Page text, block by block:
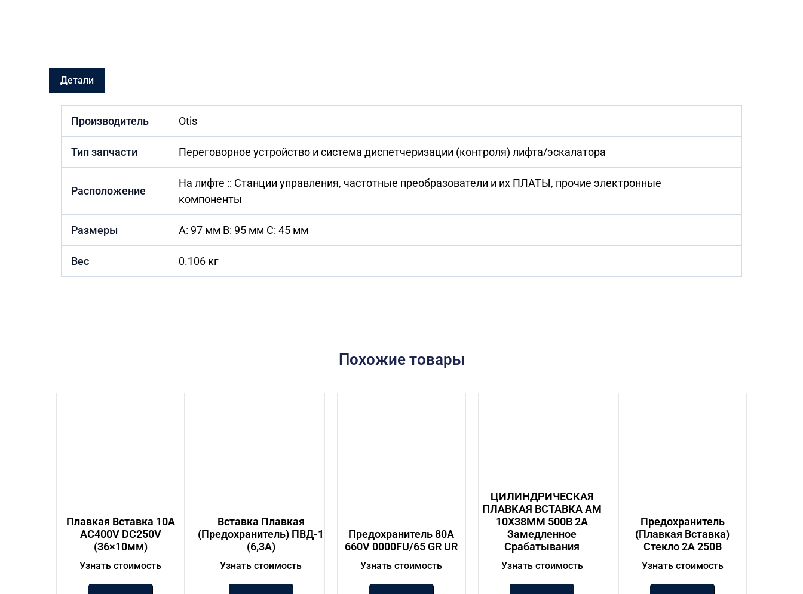
Детали
Производитель Otis
Тип запчасти Переговорное устройство и система диспетчеризации (контроля) лифта/эскалатора
Расположение
На лифте :: Станции управления, частотные преобразователи и их ПЛАТЫ, прочие электронные
компоненты
Размеры A: 97 мм B: 95 мм C: 45 мм
Вес 0.106 кг
Похожие товары
Плавкая Вставка 10A
AC400V DC250V
(36×10мм)
Узнать стоимость
Вставка Плавкая
(предохранитель) ПВД-1
(6,3А)
Узнать стоимость
Предохранитель 80A
660V 0000FU/65 GR UR
Узнать стоимость
ЦИЛИНДРИЧЕСКАЯ
ПЛАВКАЯ ВСТАВКА АМ
10Х38ММ 500В 2А
Замедленное
Срабатывания
Узнать стоимость
Предохранитель
(Плавкая Вставка)
Стекло 2А 250В
Узнать стоимость